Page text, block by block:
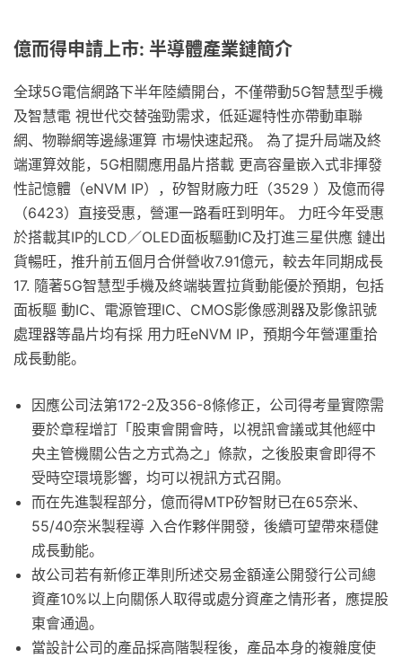
億而得申請上市: 半導體產業鏈簡介
全球5G電信網路下半年陸續開台，不僅帶動5G智慧型手機
及智慧電 視世代交替強勁需求，低延遲特性亦帶動車聯
網、物聯網等邊緣運算 市場快速起飛。 為了提升局端及終
端運算效能，5G相關應用晶片搭載 更高容量嵌入式非揮發
性記憶體（eNVM IP），矽智財廠力旺（3529 ）及億而得
（6423）直接受惠，營運一路看旺到明年。 力旺今年受惠
於搭載其IP的LCD／OLED面板驅動IC及打進三星供應 鏈出
貨暢旺，推升前五個月合併營收7.91億元，較去年同期成長
17. 隨著5G智慧型手機及終端裝置拉貨動能優於預期，包括
面板驅 動IC、電源管理IC、CMOS影像感測器及影像訊號
處理器等晶片均有採 用力旺eNVM IP，預期今年營運重拾
成長動能。
因應公司法第172-2及356-8條修正，公司得考量實際需
要於章程增訂「股東會開會時，以視訊會議或其他經中
央主管機關公告之方式為之」條款，之後股東會即得不
受時空環境影響，均可以視訊方式召開。
而在先進製程部分，億而得MTP矽智財已在65奈米、
55/40奈米製程導 入合作夥伴開發，後續可望帶來穩健
成長動能。
故公司若有新修正準則所述交易金額達公開發行公司總
資產10%以上向關係人取得或處分資產之情形者，應提股
東會通過。
當設計公司的產品採高階製程後，產品本身的複雜度使